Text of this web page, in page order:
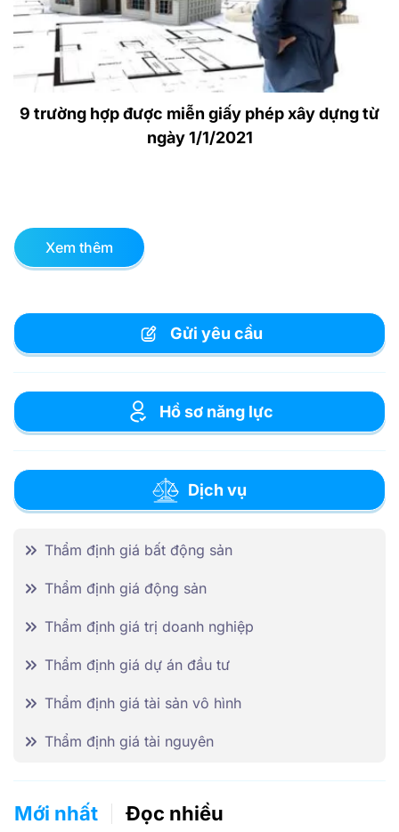
9 trường hợp được miễn giấy phép xây dựng từ
ngày 1/1/2021
Xem thêm
Gửi yêu cầu
Hồ sơ năng lực
Dịch vụ
Thẩm định giá bất động sản
Thẩm định giá động sản
Thẩm định giá trị doanh nghiệp
Thẩm định giá dự án đầu tư
Thẩm định giá tài sản vô hình
Thẩm định giá tài nguyên
Mới nhất Đọc nhiều